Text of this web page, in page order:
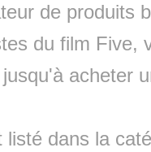
de produits
du film Five,
jusqu'à acheter
listé dans la